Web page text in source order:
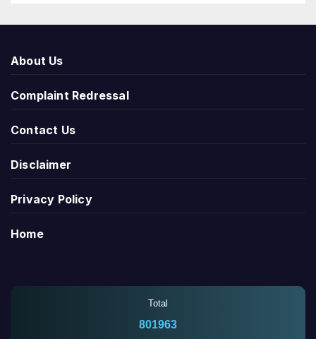
About Us
Complaint Redressal
Contact Us
Disclaimer
Privacy Policy
Home
Total
801963